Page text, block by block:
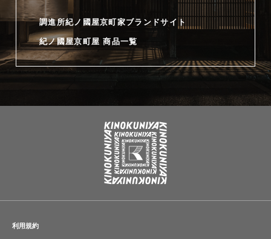
調進所紀ノ國屋京町家ブランドサイト
紀ノ國屋京町屋 商品一覧
利用規約